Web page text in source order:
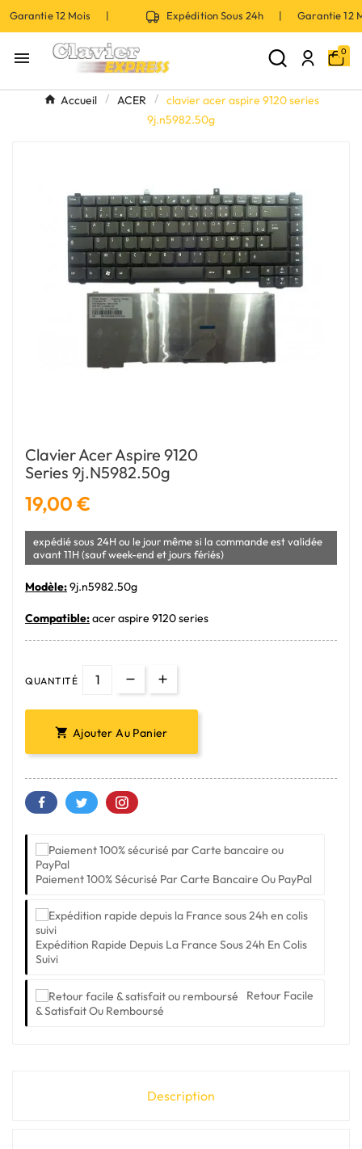
12 Mois | Expédition Sous 24h | Garantie
 0
Accueil ACER
clavier acer aspire 9120 series
9j.n5982.50g
Clavier Acer Aspire 9120
Series 9j.n5982.50g
19,00 €
expédié sous 24H ou le jour même si la commande est validée
avant 11H (sauf week-end et jours fériés)
Modèle:9j.n5982.50g
Compatible:acer aspire 9120 series
QUANTITÉ
 Ajouter Au Panier
Paiement 100% Sécurisé Par Carte Bancaire Ou PayPal
Expédition Rapide Depuis La France Sous 24h En Colis
Suivi
Retour Facile
& Satisfait Ou Remboursé
Description